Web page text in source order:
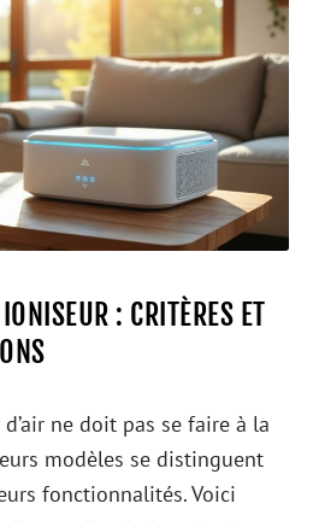
: CRITÈRES ET
ne doit pas se faire à la
modèles se distinguent
fonctionnalités. Voici